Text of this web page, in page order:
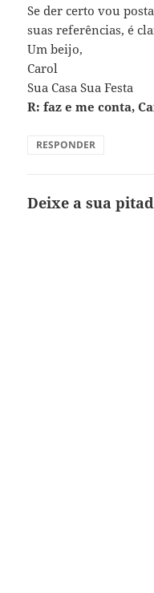
Se der certo vou
suas referências, é
Um beijo,
Carol
Sua Casa Sua Festa
R: faz e me conta,
RESPONDER
Deixe a sua